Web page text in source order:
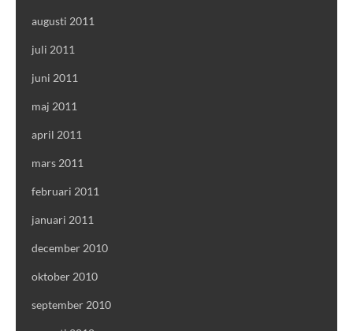
augusti 2011
juli 2011
juni 2011
maj 2011
april 2011
mars 2011
februari 2011
januari 2011
december 2010
oktober 2010
september 2010